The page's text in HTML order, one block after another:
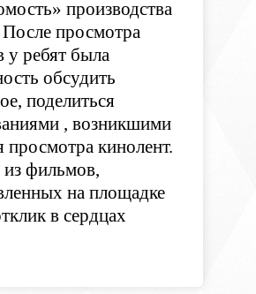
производства
просмотра
у ребят была
обсудить
поделиться
, возникшими
просмотра кинолент.
фильмов,
на площадке
в сердцах